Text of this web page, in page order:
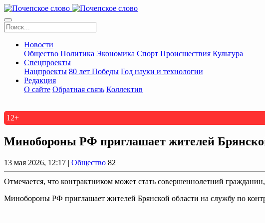
Новости
Общество Политика Экономика Спорт Происшествия Культура
Спецпроекты
Нацпроекты 80 лет Победы Год науки и технологии
Редакция
О сайте Обратная связь Коллектив
12+
Минобoроны РФ приглaшaет житeлeй
13 мая 2026, 12:17 | Общество 82
Отмечается, что контрактником может стать совершеннолетний
Минобoроны РФ приглaшaет житeлeй Брянской области на службу по